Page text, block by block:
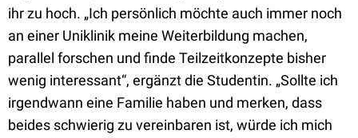
ihr zu hoch. „Ich persönlich möchte auch immer noch
an einer Uniklinik meine Weiterbildung machen,
parallel forschen und finde Teilzeitkonzepte bisher
wenig interessant“, ergänzt die Studentin. „Sollte ich
irgendwann eine Familie haben und merken, dass
beides schwierig zu vereinbaren ist, würde ich mich